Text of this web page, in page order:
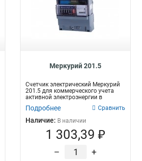
Меркурий 201.5
Счетчик электрический Меркурий
201.5 для коммерческого учета
активной электроэнергии в
однофазн...
Подробнее Сравнить
Наличие: В наличии
1 303,39 ₽
– +